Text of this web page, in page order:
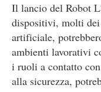
Il lancio del Robot
dispositivi, molti
artificiale,
ambienti lavorativi
i ruoli a contatto
alla sicurezza,